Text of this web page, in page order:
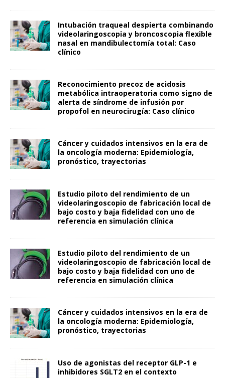
Intubación traqueal despierta combinando
videolaringoscopia y broncoscopia flexible
nasal en mandibulectomía total: Caso
clínico
Reconocimiento precoz de acidosis
metabólica intraoperatoria como signo de
alerta de síndrome de infusión por
propofol en neurocirugía: Caso clínico
Cáncer y cuidados intensivos en la era de
la oncología moderna: Epidemiología,
pronóstico, trayectorias
Estudio piloto del rendimiento de un
videolaringoscopio de fabricación local de
bajo costo y baja fidelidad con uno de
referencia en simulación clínica
Estudio piloto del rendimiento de un
videolaringoscopio de fabricación local de
bajo costo y baja fidelidad con uno de
referencia en simulación clínica
Cáncer y cuidados intensivos en la era de
la oncología moderna: Epidemiología,
pronóstico, trayectorias
Uso de agonistas del receptor GLP-1 e
inhibidores SGLT2 en el contexto